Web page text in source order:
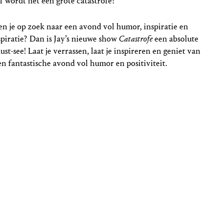
je op zoek naar een avond vol humor, inspiratie en
Dan is Jay’s nieuwe show Catastrofeeen absolute
see! Laat je verrassen, laat je inspireren en geniet van
fantastische avond vol humor en positiviteit.